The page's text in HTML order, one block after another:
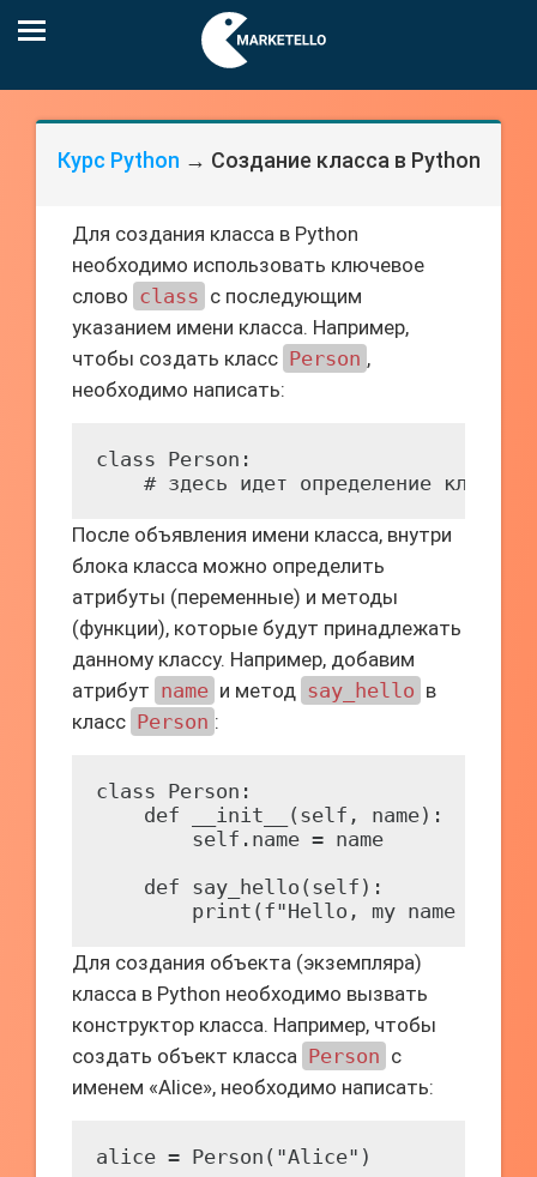
Курс Python → Создание класса в Python
Для создания класса в Python
необходимо использовать ключевое
слово class с последующим
указанием имени класса. Например,
чтобы создать класс Person ,
необходимо написать:
class Person:
После объявления имени класса, внутри
блока класса можно определить
атрибуты (переменные) и методы
(функции), которые будут принадлежать
данному классу. Например, добавим
атрибут name и метод say_hello в
класс Person :
class Person:
    def __init__(self, name):
        self.name = name
    def say_hello(self):
Для создания объекта (экземпляра)
класса в Python необходимо вызвать
конструктор класса. Например, чтобы
создать объект класса Person с
именем «Alice», необходимо написать: